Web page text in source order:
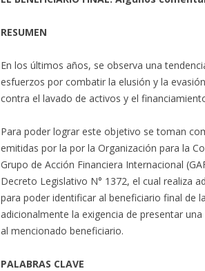
RESUMEN
En los últimos años, se observa una
esfuerzos por combatir la elusión y la
contra el lavado de activos y el
Para poder lograr este objetivo se toman
emitidas por la por la Organización para la
Grupo de Acción Financiera Internacional
Decreto Legislativo N° 1372, el cual realiza
para poder identificar al beneficiario final de
adicionalmente la exigencia de presentar
al mencionado beneficiario.
PALABRAS CLAVE